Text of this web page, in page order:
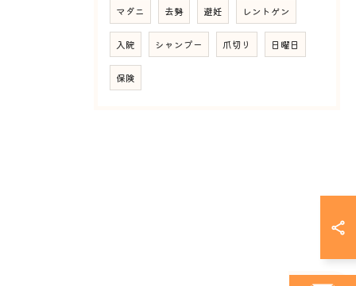
マダニ 去勢 避妊 レントゲン
入院 シャンプー 爪切り 日曜日
保険